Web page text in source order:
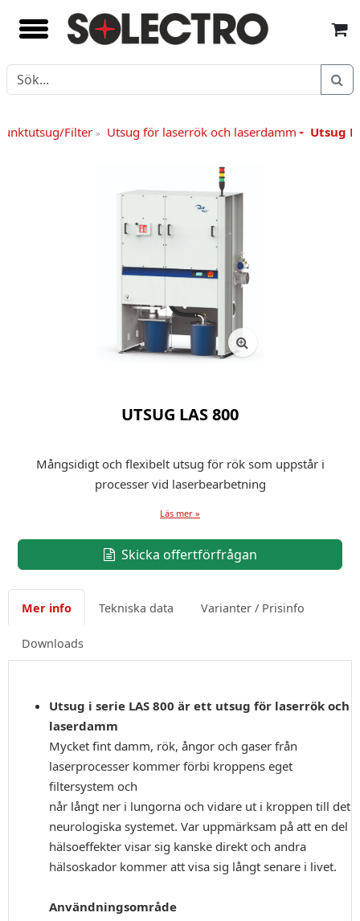
Filter» Utsug för laserrök och laserdamm Utsug
UTSUG LAS 800
Mångsidigt och flexibelt utsug för rök som uppstår i
processer vid laserbearbetning
Läs mer »
Skicka offertförfrågan
Mer info Tekniska data Varianter / Prisinfo
Downloads
Utsug i serie LAS 800 är ett utsug för laserrök och
laserdamm
Mycket fint damm, rök, ångor och gaser från
laserprocesser kommer förbi kroppens eget
filtersystem och
når långt ner i lungorna och vidare ut i kroppen till det
neurologiska systemet. Var uppmärksam på att en del
hälsoeffekter visar sig kanske direkt och andra
hälsoskador kommer att visa sig långt senare i livet.
Användningsområde